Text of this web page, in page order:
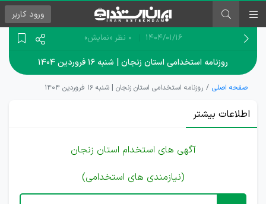
ورود کاربر
۱۴۰۴/۰۱/۱۶ 0 نظر «نمایش»
روزنامه استخدامی استان زنجان | شنبه ۱۶ فروردین ۱۴۰۴
صفحه اصلی روزنامه استخدامی استان زنجان | شنبه ۱۶ فروردین ۱۴۰۴
اطلاعات بیشتر
آگهی های استخدام استان زنجان
(نیازمندی های استخدامی)